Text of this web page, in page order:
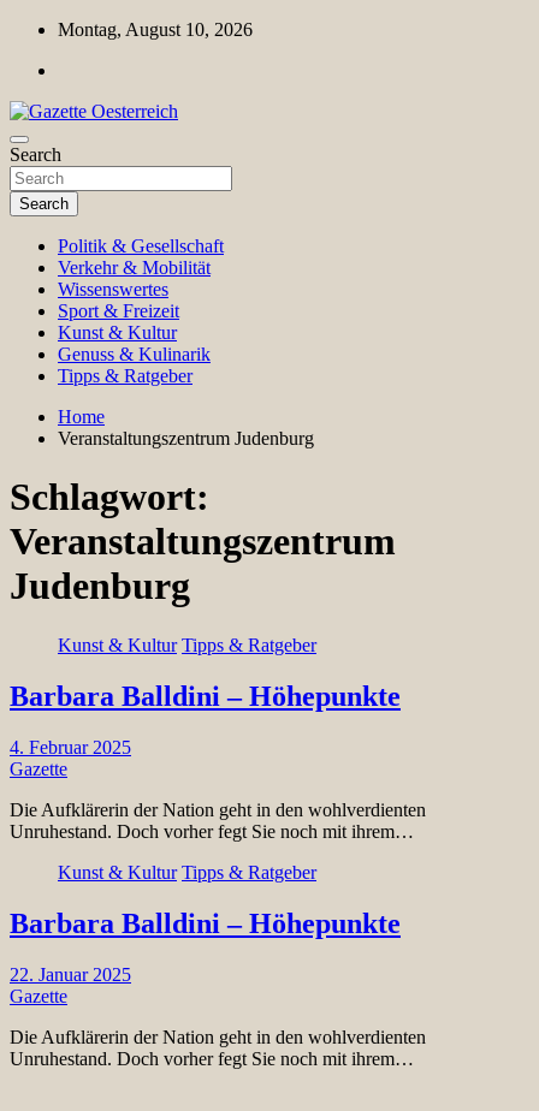
Skip
content
Montag, August 10, 2026
Gazette Oesterreich
Magazin für Freizeit, Politik, Kultur & Wissenschaft
Search
Search
Politik & Gesellschaft
Verkehr & Mobilität
Wissenswertes
Sport & Freizeit
Kunst & Kultur
Genuss & Kulinarik
Tipps & Ratgeber
Home
Veranstaltungszentrum Judenburg
Schlagwort:
Veranstaltungszentrum
Judenburg
Kunst & Kultur Tipps & Ratgeber
Barbara Balldini – Höhepunkte
4. Februar 2025
Gazette
Die Aufklärerin der Nation geht in den wohlverdienten
Unruhestand. Doch vorher fegt Sie noch mit ihrem…
Kunst & Kultur Tipps & Ratgeber
Barbara Balldini – Höhepunkte
22. Januar 2025
Gazette
Die Aufklärerin der Nation geht in den wohlverdienten
Unruhestand. Doch vorher fegt Sie noch mit ihrem…